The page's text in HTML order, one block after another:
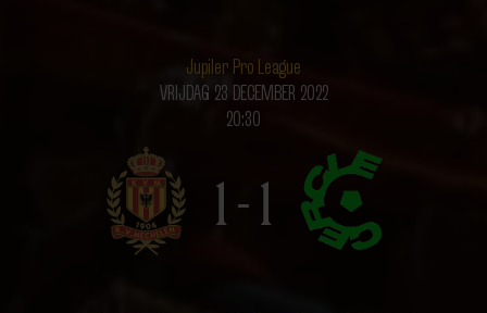
Jupiler Pro League
VRIJDAG 23 DECEMBER 2022
20:30
1 - 1